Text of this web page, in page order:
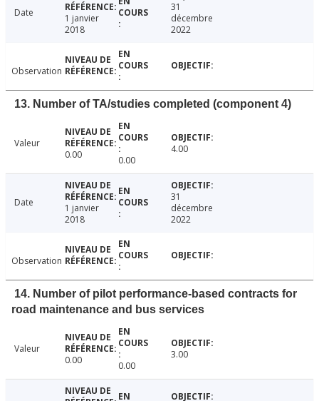
Date
1 janvier
2018
31
décembre
2022
Observation
13. Number of TA/studies completed (component 4)
Valeur
0.00
0.00
4.00
Date
1 janvier
2018
31
décembre
2022
Observation
14. Number of pilot performance-based contracts for
road maintenance and bus services
Valeur
0.00
0.00
3.00